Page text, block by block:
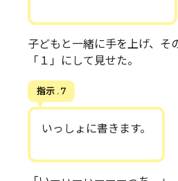
子どもと一緒に手を上げ、そ
「１」にして見せた。
指示 . 7
いっしょに書きます。